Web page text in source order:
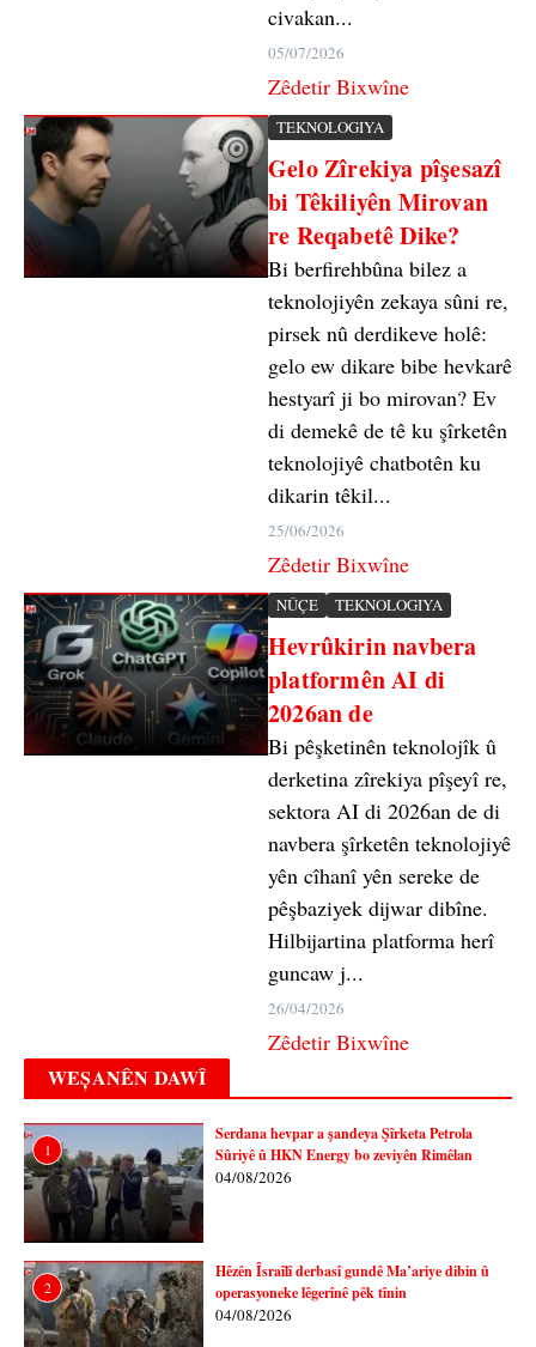
civakan...
05/07/2026
Zêdetir Bixwîne
TEKNOLOGIYA
Gelo Zîrekiya pîşesazî
bi Têkiliyên Mirovan
re Reqabetê Dike?
Bi berfirehbûna bilez a
teknolojiyên zekaya sûni re,
pirsek nû derdikeve holê:
gelo ew dikare bibe hevkarê
hestyarî ji bo mirovan? Ev
di demekê de tê ku şîrketên
teknolojiyê chatbotên ku
dikarin têkil...
25/06/2026
Zêdetir Bixwîne
NÛÇE TEKNOLOGIYA
Hevrûkirin navbera
platformên AI di
2026an de
Bi pêşketinên teknolojîk û
derketina zîrekiya pîşeyî re,
sektora AI di 2026an de di
navbera şîrketên teknolojiyê
yên cîhanî yên sereke de
pêşbaziyek dijwar dibîne.
Hilbijartina platforma herî
guncaw j...
26/04/2026
Zêdetir Bixwîne
WEȘANÊN DAWÎ
1
Serdana hevpar a şandeya Şîrketa Petrola
Sûriyê û HKN Energy bo zeviyên Rimêlan
04/08/2026
2
Hêzên Îsraîlî derbasî gundê Ma’ariye dibin û
operasyoneke lêgerînê pêk tînin
04/08/2026